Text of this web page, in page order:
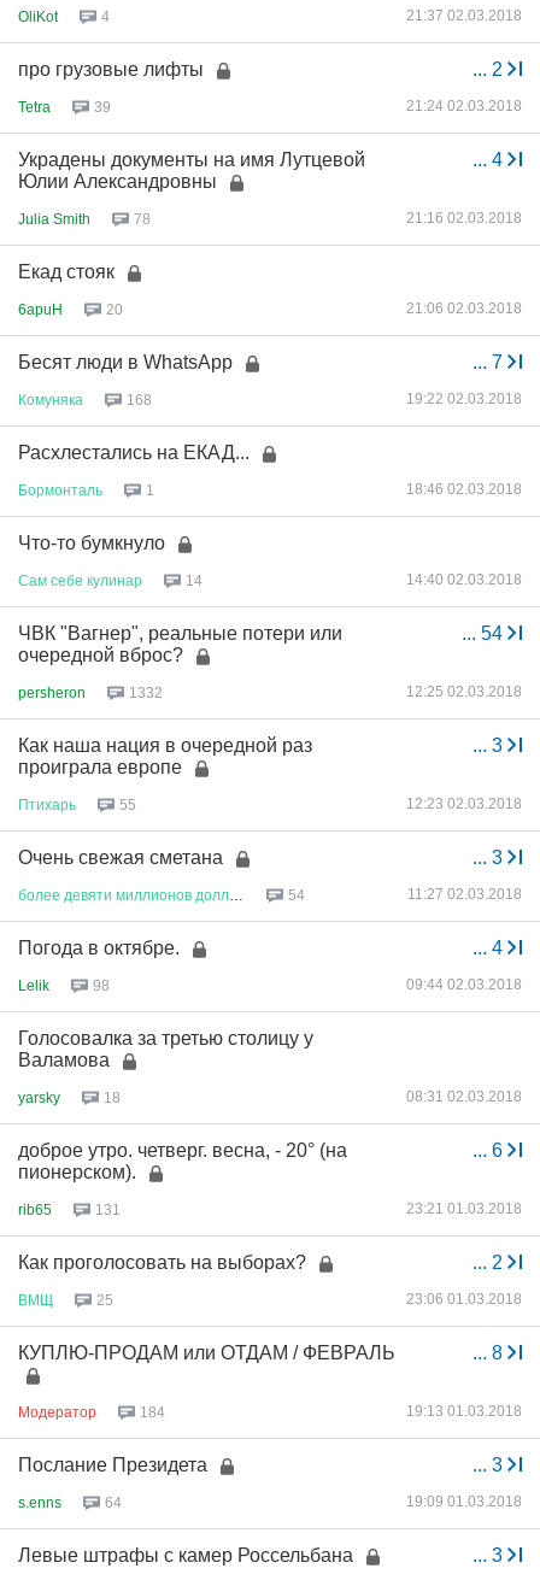
OliKot 4 21:37 02.03.2018
... 2
про грузовые лифты
Tetra 39 21:24 02.03.2018
... 4
Украдены документы на имя Лутцевой
Юлии Александровны
Julia Smith 78 21:16 02.03.2018
Екад стояк
6apuH 20 21:06 02.03.2018
... 7
Бесят люди в WhatsApp
Комуняка 168 19:22 02.03.2018
Расхлестались на ЕКАД...
Бормонталь 1 18:46 02.03.2018
Что-то бумкнуло
Сам себе кулинар 14 14:40 02.03.2018
... 54
ЧВК "Вагнер", реальные потери или
очередной вброс?
persheron 1332 12:25 02.03.2018
... 3
Как наша нация в очередной раз
проиграла европе
Птихарь 55 12:23 02.03.2018
... 3
Очень свежая сметана
более девяти миллионов долларо 54 11:27 02.03.2018
... 4
Погода в октябре.
Lelik 98 09:44 02.03.2018
Голосовалка за третью столицу у
Валамова
yarsky 18 08:31 02.03.2018
... 6
доброе утро. четверг. весна, - 20° (на
пионерском).
rib65 131 23:21 01.03.2018
... 2
Как проголосовать на выборах?
ВМЩ 25 23:06 01.03.2018
... 8
КУПЛЮ-ПРОДАМ или ОТДАМ / ФЕВРАЛЬ
Модератор 184 19:13 01.03.2018
... 3
Послание Президета
s.enns 64 19:09 01.03.2018
... 3
Левые штрафы с камер Россельбана